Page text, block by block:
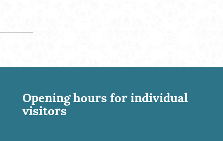
Opening hours for individual
visitors